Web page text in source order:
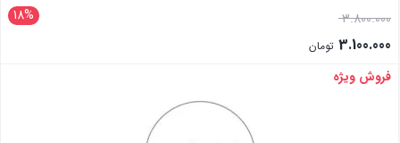
18% 3.800.000
3.100.000 تومان
بستن
فروش ویژه